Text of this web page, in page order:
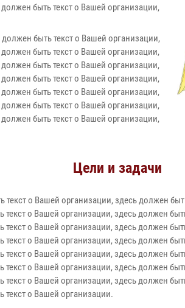
быть текст о Вашей организации,
быть текст о Вашей организации,
быть текст о Вашей организации,
быть текст о Вашей организации,
быть текст о Вашей организации,
быть текст о Вашей организации,
быть текст о Вашей организации,
быть текст о Вашей организации,
Цели и задачи
текст о Вашей организации, здесь должен
текст о Вашей организации, здесь должен
текст о Вашей организации, здесь должен
текст о Вашей организации, здесь должен
текст о Вашей организации, здесь должен
текст о Вашей организации, здесь должен
текст о Вашей организации, здесь должен
текст о Вашей организации.